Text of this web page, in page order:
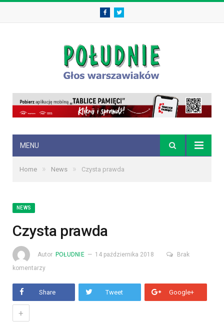
FacebookTwitter
MENU
Home » News » Czysta prawda
NEWS
Czysta prawda
Autor POŁUDNIE 14 października 2018
Brak
komentarzy
Share Tweet Google+
+